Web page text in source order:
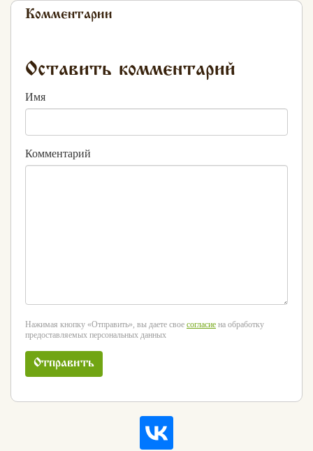
Комментарии
Оставить комментарий
Имя
Комментарий
Нажимая кнопку «Отправить», вы даете свое согласие на обработку
предоставляемых персональных данных
Отправить